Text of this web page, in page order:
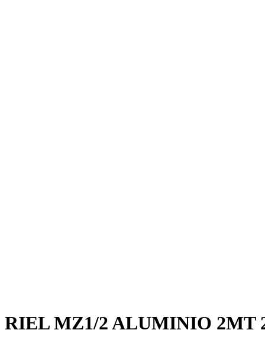
RIEL MZ1/2 ALUMINIO 2MT